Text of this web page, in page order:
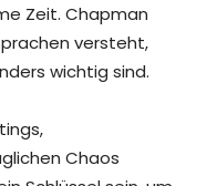
Zeit. Chapman
versteht,
wichtig sind.
Chaos